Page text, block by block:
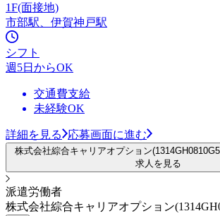
1F(面接地)
市部駅、伊賀神戸駅
シフト
週5日からOK
交通費支給
未経験OK
詳細を見る 応募画面に進む
株式会社綜合キャリアオプション
求人を見る
派遣労働者
株式会社綜合キャリアオプション